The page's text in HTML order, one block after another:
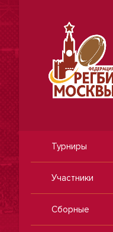
Турниры
Участники
Сборные